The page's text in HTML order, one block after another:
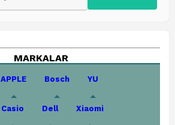
MARKALAR
APPLE Bosch YU
Casio Dell Xiaomi